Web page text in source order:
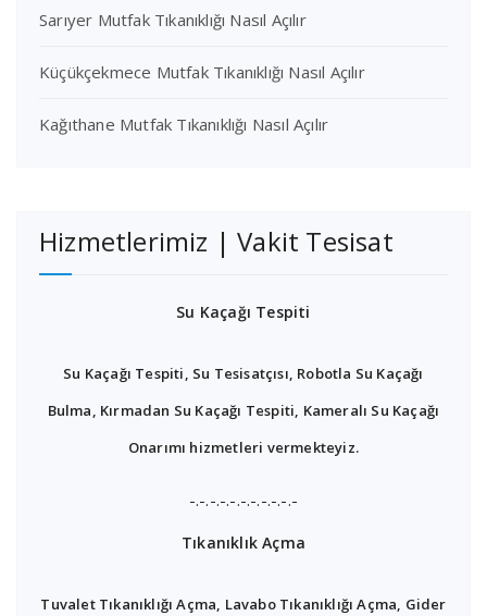
Sarıyer Mutfak Tıkanıklığı Nasıl Açılır
Küçükçekmece Mutfak Tıkanıklığı Nasıl Açılır
Kağıthane Mutfak Tıkanıklığı Nasıl Açılır
Hizmetlerimiz | Vakit Tesisat
Su Kaçağı Tespiti
Su Kaçağı Tespiti, Su Tesisatçısı, Robotla Su Kaçağı
Bulma, Kırmadan Su Kaçağı Tespiti, Kameralı Su Kaçağı
Onarımı hizmetleri vermekteyiz.
-.-.-.-.-.-.-.-.-.-.-
Tıkanıklık Açma
Tuvalet Tıkanıklığı Açma, Lavabo Tıkanıklığı Açma, Gider